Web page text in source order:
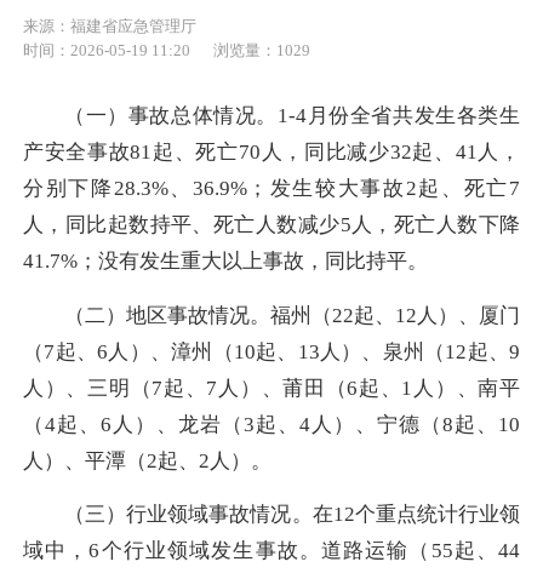
来源：福建省应急管理厅
时间：2026-05-19 11:20
浏览量：1029
（一）事故总体情况。1-4月份全省共发生各类生
产安全事故81起、死亡70人，同比减少32起、41人，
分别下降28.3%、36.9%；发生较大事故2起、死亡7
人，同比起数持平、死亡人数减少5人，死亡人数下降
41.7%；没有发生重大以上事故，同比持平。
（二）地区事故情况。福州（22起、12人）、厦门
（7起、6人）、漳州（10起、13人）、泉州（12起、9
人）、三明（7起、7人）、莆田（6起、1人）、南平
（4起、6人）、龙岩（3起、4人）、宁德（8起、10
人）、平潭（2起、2人）。
（三）行业领域事故情况。在12个重点统计行业领
域中，6个行业领域发生事故。道路运输（55起、44